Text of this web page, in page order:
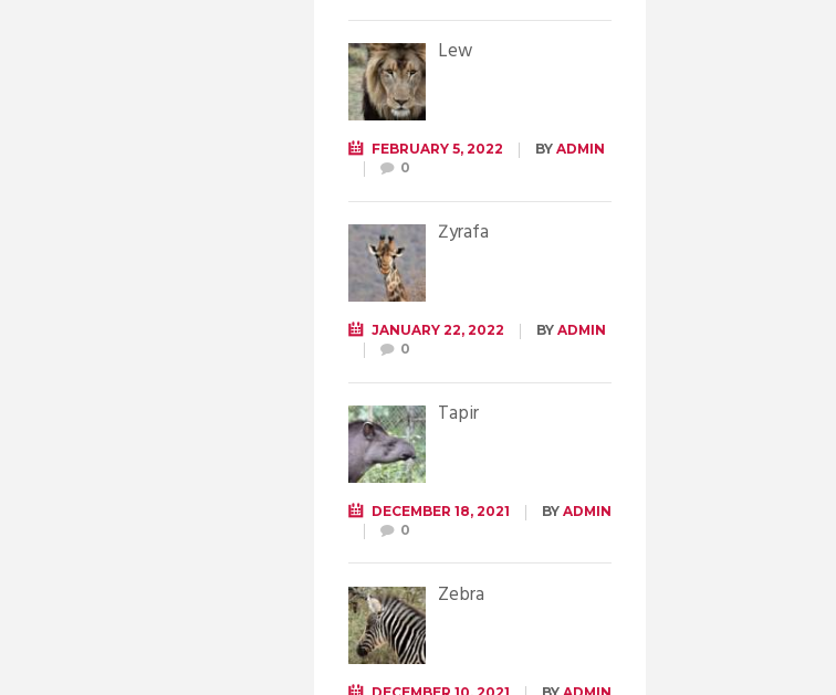
Lew
FEBRUARY 5, 2022 BY ADMIN
0
Żyrafa
JANUARY 22, 2022 BY ADMIN
0
Tapir
DECEMBER 18, 2021 BY ADMIN
0
Zebra